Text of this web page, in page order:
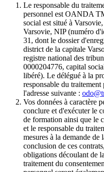
Le responsable du
personnel est OANDA
social est situé à
Varsovie, NIP (numéro
31, dont le dossier
district de la capitale
registre national des
0000204776, capital
libéré). Le délégué à la
responsable du
l'adresse suivante :
Vos données à caractère
conclure et d'exécuter le
de formation ainsi que le
et le responsable du
mesures à la demande de
conclusion de ces
obligations découlant de
traitement du